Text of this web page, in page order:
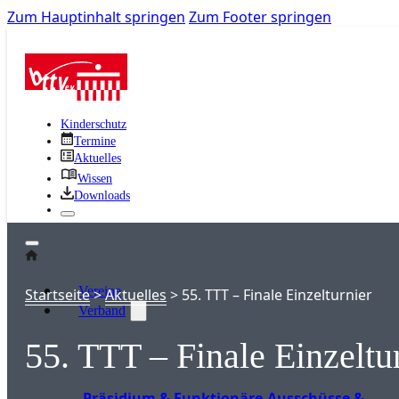
Zum Hauptinhalt springen Zum Footer springen
Kinderschutz
Termine
Aktuelles
Wissen
Downloads
Vereine
Verband
Startseite>Aktuelles > 55. TTT – Finale Einzelturnier
55. TTT – Finale